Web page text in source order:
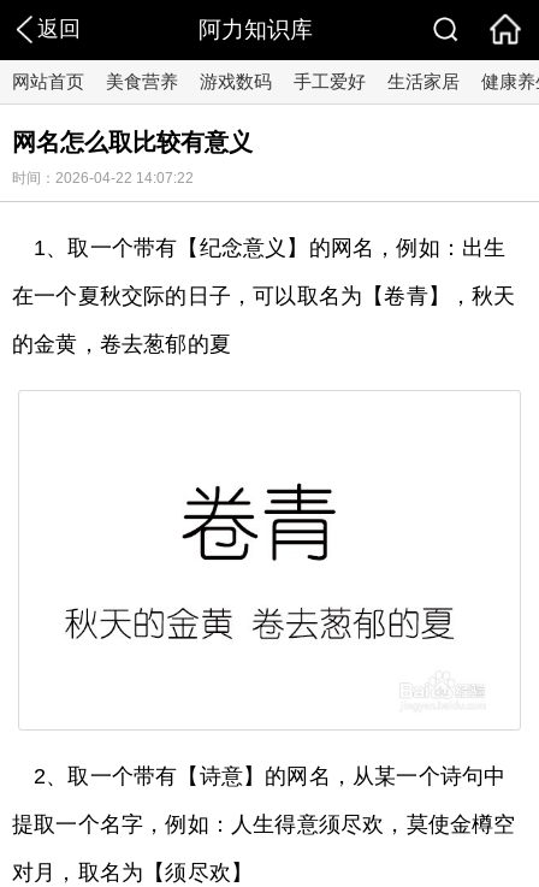
返回 阿力知识库
网站首页 美食营养 游戏数码 手工爱好 生活家居 健康养
网名怎么取比较有意义
时间：2026-04-22 14:07:22
1、取一个带有【纪念意义】的网名，例如：出生
在一个夏秋交际的日子，可以取名为【卷青】，秋天
的金黄，卷去葱郁的夏
2、取一个带有【诗意】的网名，从某一个诗句中
提取一个名字，例如：人生得意须尽欢，莫使金樽空
对月，取名为【须尽欢】